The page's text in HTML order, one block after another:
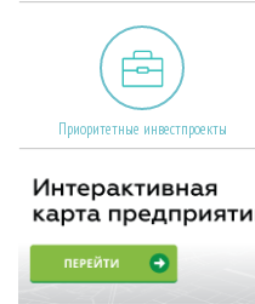
Приоритетные инвестпроекты